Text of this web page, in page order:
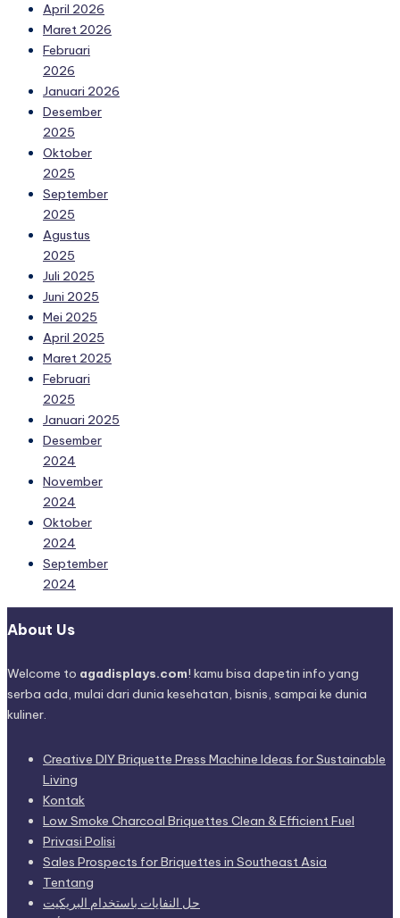
April 2026
Maret 2026
Februari
2026
Januari 2026
Desember
2025
Oktober
2025
September
2025
Agustus
2025
Juli 2025
Juni 2025
Mei 2025
April 2025
Maret 2025
Februari
2025
Januari 2025
Desember
2024
November
2024
Oktober
2024
September
2024
About Us
Welcome to agadisplays.com! kamu bisa dapetin info yang
serba ada, mulai dari dunia kesehatan, bisnis, sampai ke dunia
kuliner.
Creative DIY Briquette Press Machine Ideas for Sustainable
Living
Kontak
Low Smoke Charcoal Briquettes Clean & Efficient Fuel
Privasi Polisi
Sales Prospects for Briquettes in Southeast Asia
Tentang
حل النفايات باستخدام البريكيت